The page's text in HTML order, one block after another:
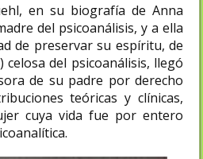
en su biografía de Anna
del psicoanálisis, y a ella
de preservar su espíritu, de
del psicoanálisis, llegó
de su padre por derecho
teóricas y clínicas,
cuya vida fue por entero